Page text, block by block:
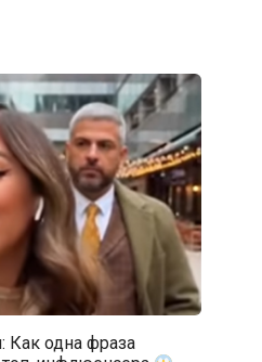
Как одна фраза